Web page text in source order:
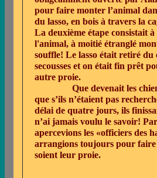
pour faire monter l’animal
du lasso, en bois à travers la
La deuxième étape consistait
l'animal, à moitié étranglé
souffle! Le lasso était retiré
secousses et on était fin prêt
autre proie.
Que devenait les
que s’ils n’étaient pas
délai de quatre jours, ils
n’ai jamais voulu le savoir!
apercevions les «officiers des
arrangions toujours pour faire
soient leur proie.